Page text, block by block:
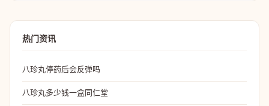
热门资讯
八珍丸停药后会反弹吗
八珍丸多少钱一盒同仁堂